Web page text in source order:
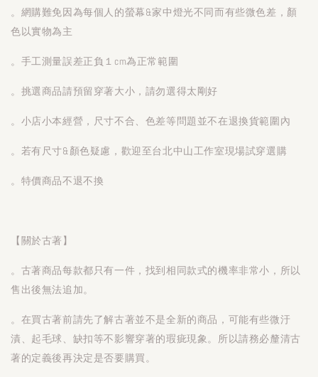
。網購難免因為每個人的螢幕&家中燈光不同而有些微色差，顏
色以實物為主
。手工測量誤差正負１cm為正常範圍
。挑選商品請預留穿著大小，請勿選得太剛好
。小店小本經營，尺寸不合、色差等問題並不在退換貨範圍內
。若有尺寸&顏色疑慮，歡迎至台北中山工作室現場試穿選購
。特價商品不退不換
【關於古著】
。古著商品每款都只有一件，找到相同款式的機率非常小，所以
售出後無法追加。
。在買古著前請先了解古著並不是全新的商品，可能有些微汙
漬、起毛球、缺扣等不影響穿著的瑕疵現象。所以請務必釐清古
著的定義後再決定是否要購買。